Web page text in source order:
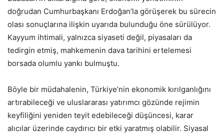
doğrudan Cumhurbaşkanı Erdoğan’la görüşerek bu sürecin
olası sonuçlarına ilişkin uyarıda bulunduğu öne sürülüyor.
Kayyum ihtimali, yalnızca siyaseti değil, piyasaları da
tedirgin etmiş, mahkemenin dava tarihini ertelemesi
borsada olumlu yankı bulmuştu.
Böyle bir müdahalenin, Türkiye’nin ekonomik kırılganlığını
artırabileceği ve uluslararası yatırımcı gözünde rejimin
keyfiliğini yeniden teyit edebileceği düşüncesi, karar
alıcılar üzerinde caydırıcı bir etki yaratmış olabilir. Siyasal